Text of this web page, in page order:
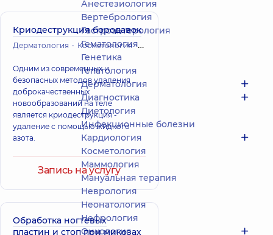
Криодеструкция бородавок
Дерматология Косметология Подология
Одним из современных и
безопасных методов удаления
доброкачественных
новообразований на теле
является криодеструкция -
удаление с помощью жидкого
азота.
Запись на услугу
Обработка ногтевых
пластин и стоп при микозах
Анестезиология
Вертебрология
Гастроэнтерология
Гематология
Генетика
Гепатология
Дерматология
Диагностика
Диетология
Инфекционные болезни
Кардиология
Косметология
Маммология
Мануальная терапия
Неврология
Неонатология
Нефрология
Онкология